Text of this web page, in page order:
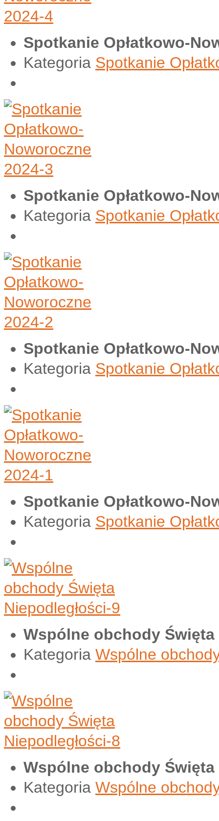
Spotkanie Opłatkowo-
Kategoria Spotkanie
Spotkanie Opłatkowo-
Kategoria Spotkanie
Spotkanie Opłatkowo-
Kategoria Spotkanie
Spotkanie Opłatkowo-
Kategoria Spotkanie
Wspólne obchody Święta
Kategoria Wspólne
Wspólne obchody Święta
Kategoria Wspólne